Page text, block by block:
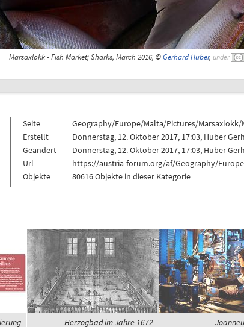
Marsaxlokk - Fish Market; Sharks, March 2016, ©Gerhard Huber, under
Seite
Geography/Europe/Malta/Pictures/Marsaxlokk/
Erstellt
Donnerstag, 12. Oktober 2017, 17:03, Huber
Geändert
Donnerstag, 12. Oktober 2017, 17:03, Huber
Url
https://austria-forum.org/af/Geography/
Objekte
80616 Objekte in dieser Kategorie
Herzogbad im Jahre 1672